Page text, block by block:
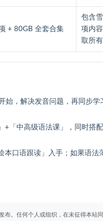
+ 80GB 全套合集
包含
项内
取所
始，解决发音问题，再同步
+「中高级语法课」，同时搭
本口语跟读」入手；如果语
。任何个人或组织，在未征得本站